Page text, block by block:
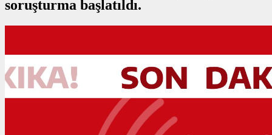
soruşturma başlatıldı.